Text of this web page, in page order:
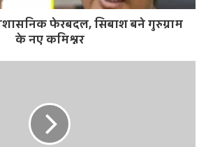
फेरबदल, सिबाश बने गुरुग्राम
के नए कमिश्नर